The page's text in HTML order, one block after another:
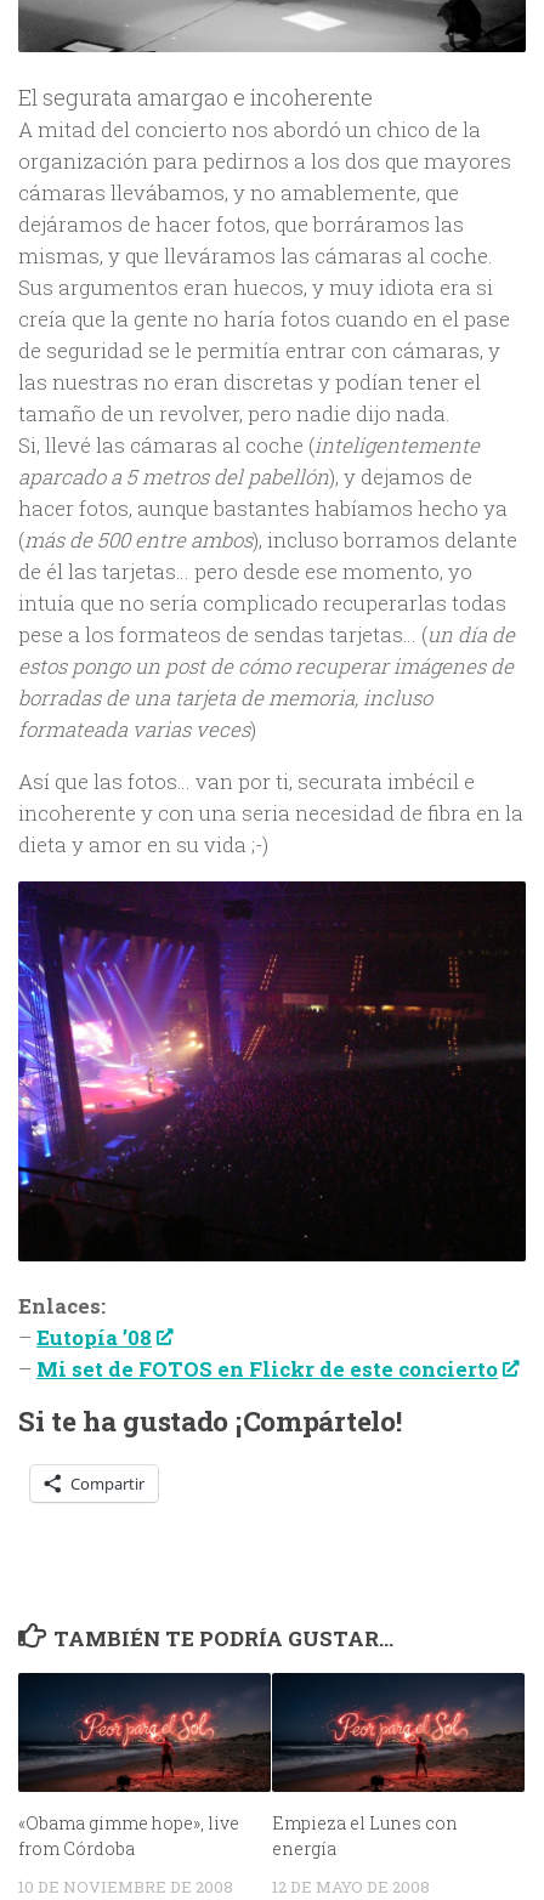
El segurata amargao e incoherente
A mitad del concierto nos abordó un chico de la
organización para pedirnos a los dos que mayores
cámaras llevábamos, y no amablemente, que
dejáramos de hacer fotos, que borráramos las
mismas, y que lleváramos las cámaras al coche.
Sus argumentos eran huecos, y muy idiota era si
creía que la gente no haría fotos cuando en el pase
de seguridad se le permitía entrar con cámaras, y
las nuestras no eran discretas y podían tener el
tamaño de un revolver, pero nadie dijo nada.
Si, llevé las cámaras al coche (inteligentemente
aparcado a 5 metros del pabellón), y dejamos de
hacer fotos, aunque bastantes habíamos hecho ya
(más de 500 entre ambos), incluso borramos delante
de él las tarjetas… pero desde ese momento, yo
intuía que no sería complicado recuperarlas todas
pese a los formateos de sendas tarjetas… (un día de
estos pongo un post de cómo recuperar imágenes de
borradas de una tarjeta de memoria, incluso
formateada varias veces)
Así que las fotos… van por ti, securata imbécil e
incoherente y con una seria necesidad de fibra en la
dieta y amor en su vida ;-)
Enlaces:
– Eutopía ’08
– Mi set de FOTOS en Flickr de este concierto
Si te ha gustado ¡Compártelo!
Compartir
TAMBIÉN TE PODRÍA GUSTAR...
«Obama gimme hope», live
from Córdoba
10 DE NOVIEMBRE DE 2008
Empieza el Lunes con
energía
12 DE MAYO DE 2008